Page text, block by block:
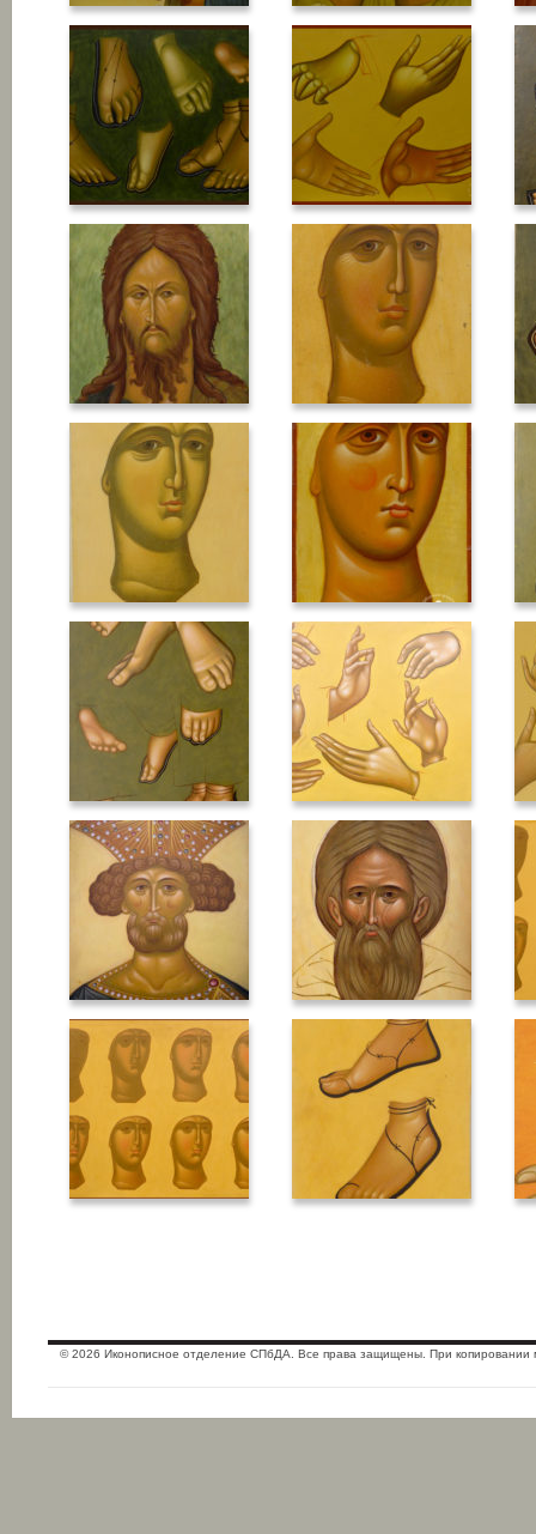
© 2026 Иконописное отделение СПбДА. Все права защищены. При копировании